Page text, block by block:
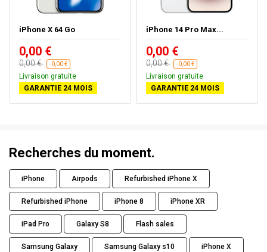
iPhone X 64 Go
0,00 €
0,00 € -0,00 €
Livraison gratuite
GARANTIE 24 MOIS
iPhone 14 Pro Max...
0,00 €
0,00 € -0,00 €
Livraison gratuite
GARANTIE 24 MOIS
Recherches du moment.
iPhone Airpods Refurbished iPhone X
Refurbished iPhone iPhone 8 iPhone XR
iPad Pro Galaxy S8 Flash sales
Samsung Galaxy Samsung Galaxy s10 iPhone X